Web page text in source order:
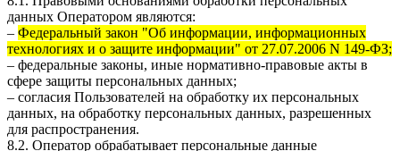
данных Оператором являются:
– Федеральный закон "Об информации, информационных
технологиях и о защите информации" от 27.07.2006 N 149-ФЗ;
– федеральные законы, иные нормативно-правовые акты в
сфере защиты персональных данных;
– согласия Пользователей на обработку их персональных
данных, на обработку персональных данных, разрешенных
для распространения.
8.2. Оператор обрабатывает персональные данные